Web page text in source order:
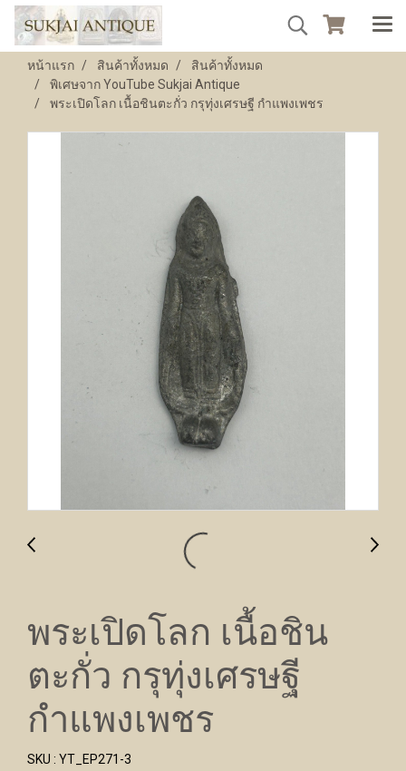
หน้าแรก สินค้าทั้งหมด
สินค้าทั้งหมด
พิเศษจาก YouTube Sukjai Antique
พระเปิดโลก เนื้อชินตะกั่ว กรุทุ่งเศรษฐี กำแพงเพชร
พระเปิดโลก เนื้อชิน
ตะกั่ว กรุทุ่งเศรษฐี
กำแพงเพชร
SKU : YT_EP271-3